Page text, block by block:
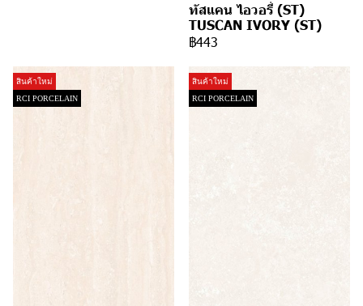
ทัสแคน ไอวอรี่ (ST)
TUSCAN IVORY (ST)
฿443
สินค้าใหม่
RCI PORCELAIN
สินค้าใหม่
RCI PORCELAIN